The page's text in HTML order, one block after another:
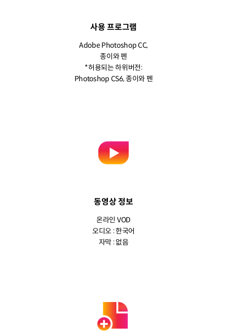
사용 프로그램
Adobe Photoshop CC,
종이와 펜
*허용되는 하위버전:
Photoshop CS6, 종이와 펜
동영상 정보
온라인 VOD
오디오 : 한국어
자막 : 없음